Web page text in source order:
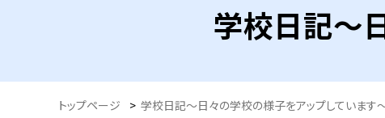
学校日記～
トップページ > 学校日記～日々の学校の様子をアップしています